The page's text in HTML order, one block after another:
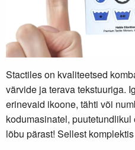
Stactiles on kvaliteetsed
värvide ja terava tekstuuriga.
erinevaid ikoone, tähti või
kodumasinatel,
lõbu pärast! Sellest